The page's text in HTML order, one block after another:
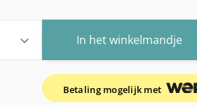
In het winkelmandje
Betaling mogelijk met